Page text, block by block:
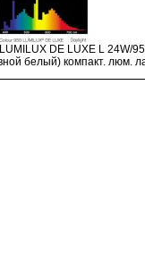
DE LUXE L 24W/
белый) компакт. люм.